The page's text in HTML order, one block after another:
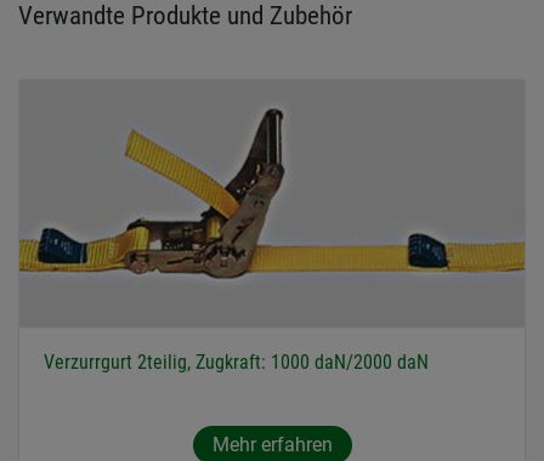
Verwandte Produkte und Zubehör
Verzurrgurt 2teilig, Zugkraft: 1000 daN/2000 daN
Mehr erfahren